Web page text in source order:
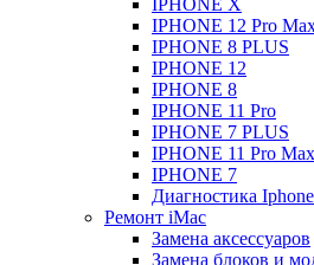
IPHONE X
IPHONE 12 Pro
IPHONE 8 PLUS
IPHONE 12
IPHONE 8
IPHONE 11 Pro
IPHONE 7 PLUS
IPHONE 11 Pro Max
IPHONE 7
Диагностика Iphone
Ремонт iMac
Замена аксессуаров
Замена блоков и